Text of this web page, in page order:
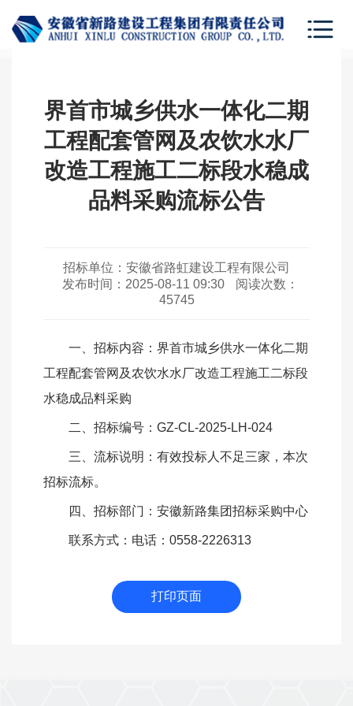
界首市城乡供水一体化二期
工程配套管网及农饮水水厂
改造工程施工二标段水稳成
品料采购流标公告
招标单位： 安徽省路虹建设工程有限公司
发布时间： 2025-08-11 09:30
阅读次数：
45745
一、招标内容：界首市城乡供水一体化二期
工程配套管网及农饮水水厂改造工程施工二标段
水稳成品料采购
二、招标编号： GZ-CL-2025-LH-024
三、流标说明：有效投标人不足三家，本次
招标流标。
四、招标部门：安徽新路集团招标采购中心
联系方式：电话： 0558-2226313
打印页面